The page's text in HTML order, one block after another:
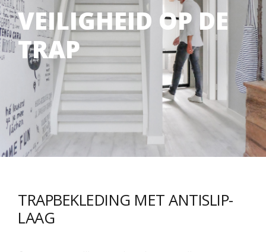
VEILIGHEID OP DE
TRAP
TRAPBEKLEDING MET ANTISLIP-
LAAG